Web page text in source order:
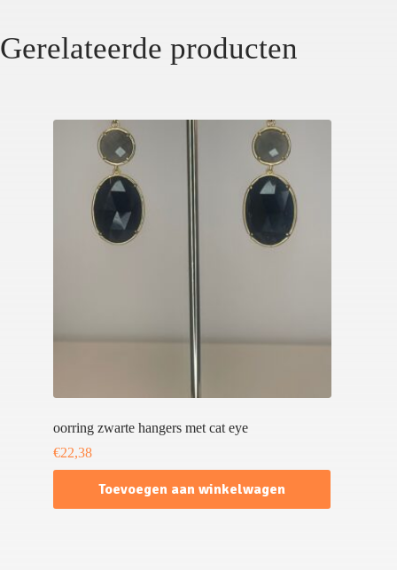
Gerelateerde producten
oorring zwarte hangers met cat eye
€22,38
Toevoegen aan winkelwagen